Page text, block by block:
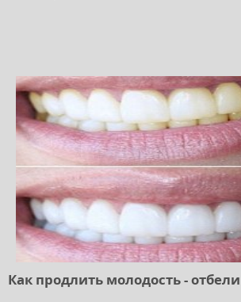
Как продлить молодость -